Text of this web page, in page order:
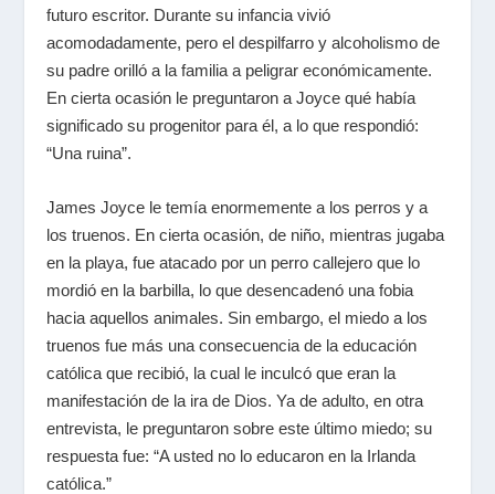
futuro escritor. Durante su infancia vivió
acomodadamente, pero el despilfarro y alcoholismo de
su padre orilló a la familia a peligrar económicamente.
En cierta ocasión le preguntaron a Joyce qué había
significado su progenitor para él, a lo que respondió:
“Una ruina”.
James Joyce le temía enormemente a los perros y a
los truenos. En cierta ocasión, de niño, mientras jugaba
en la playa, fue atacado por un perro callejero que lo
mordió en la barbilla, lo que desencadenó una fobia
hacia aquellos animales. Sin embargo, el miedo a los
truenos fue más una consecuencia de la educación
católica que recibió, la cual le inculcó que eran la
manifestación de la ira de Dios. Ya de adulto, en otra
entrevista, le preguntaron sobre este último miedo; su
respuesta fue: “A usted no lo educaron en la Irlanda
católica.”